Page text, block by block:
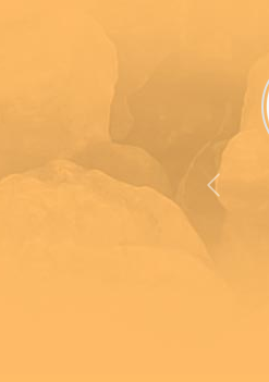
Previous